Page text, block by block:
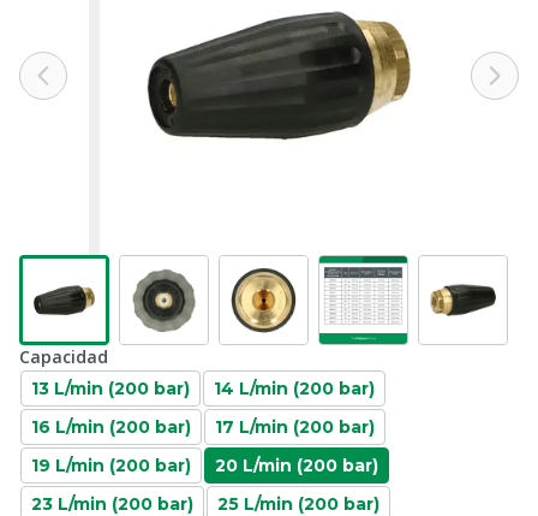
Capacidad
13 L/min (200 bar)
14 L/min (200 bar)
16 L/min (200 bar)
17 L/min (200 bar)
19 L/min (200 bar)
20 L/min (200 bar)
23 L/min (200 bar)
25 L/min (200 bar)